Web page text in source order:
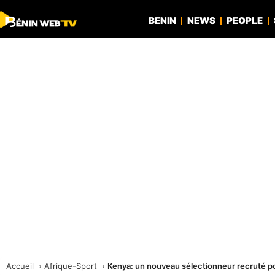
BENIN NEWS PEOPLE
Accueil Afrique-Sport Kenya: un nouveau sélectionneur recruté